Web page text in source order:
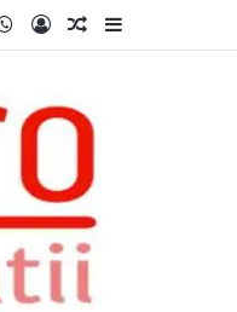
WhatsApp
Log InRandom Article